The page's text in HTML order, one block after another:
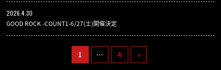
GOODS
CONTACT
2026.4.30
GOOD ROCK -COUNT1-6/27(土)開催決定
1 …
4
»